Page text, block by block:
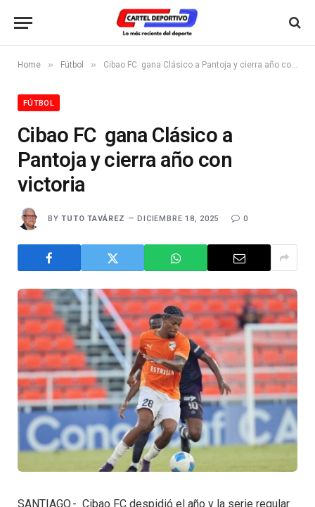
Home » Fútbol » Cibao FC gana Clásico a Pantoja y cierra año con victoria
FÚTBOL
Cibao FC gana Clásico a
Pantoja y cierra año con
victoria
BY TUTO TAVÁREZ DICIEMBRE 18, 2025 0
SANTIAGO.- Cibao FC despidió el año y la serie regular